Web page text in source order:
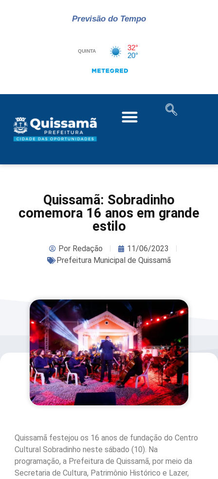
Previsão do Tempo
Quissamã: Sobradinho
comemora 16 anos em grande
estilo
PorRedação
11/06/2023
Prefeitura Municipal de Quissamã
Quissamã festejou os 16 anos de fundação do Centro
Cultural Sobradinho neste sábado (10). Na
programação, a Prefeitura de Quissamã, por meio da
Secretaria de Cultura, Patrimônio Histórico e Lazer,